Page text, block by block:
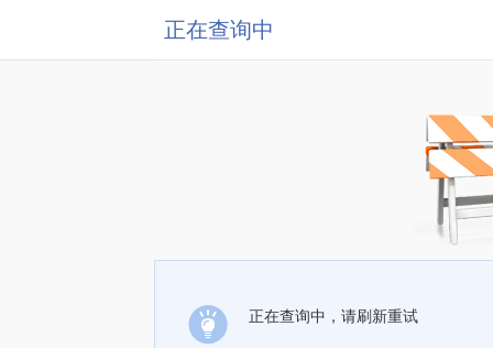
正在查询中
正在查询中，请刷新重试